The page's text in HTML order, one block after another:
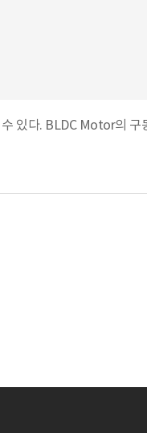
있다. BLDC Motor의 구